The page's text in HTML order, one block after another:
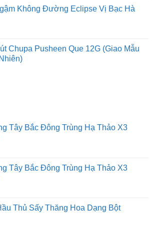
Không Đường Eclipse Vị Bạc Hà
Chupa Pusheen Que 12G (Giao Mẫu
Tây Bắc Đông Trùng Hạ Thảo X3
Tây Bắc Đông Trùng Hạ Thảo X3
Thủ Sấy Thăng Hoa Dạng Bột